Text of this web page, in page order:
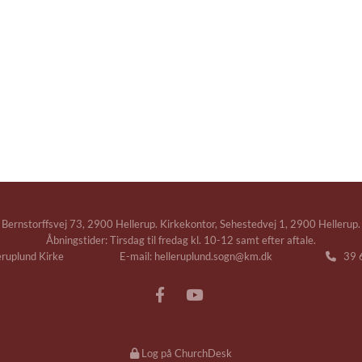
Bernstorffsvej 73, 2900 Hellerup. Kirkekontor, Sehestedvej 1, 2900 Hellerup.
Åbningstider: Tirsdag til fredag kl. 10-12 samt efter aftale.
Kirke E-mail: helleruplund.sogn@km.dk 39
Log på ChurchDesk